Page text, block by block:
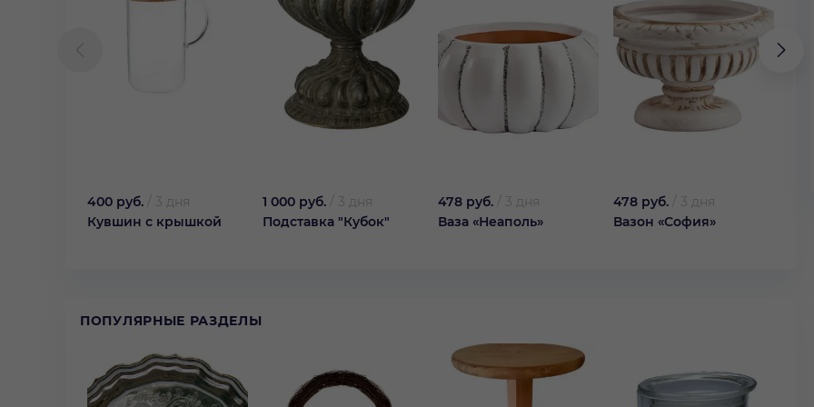
400 руб.
3 дня
Кувшин с крышкой
1 000 руб.
3 дня
Подставка "Кубок"
478 руб.
3 дня
Ваза «Неаполь»
478 руб.
3 дня
Вазон «София»
ПОПУЛЯРНЫЕ РАЗДЕЛЫ